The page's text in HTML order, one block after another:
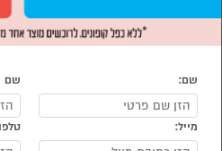
שם: שם
מייל: